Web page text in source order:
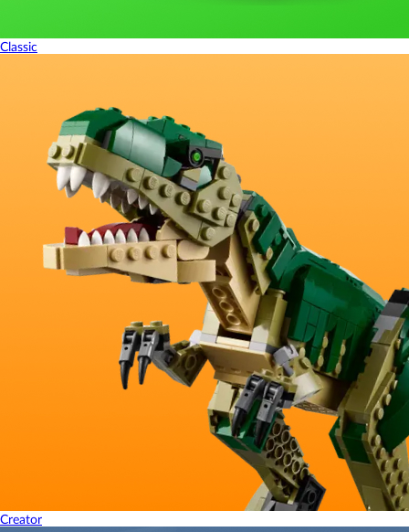
Classic
Creator